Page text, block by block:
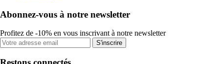
Abonnez-vous à notre newsletter
Profitez de -10% en vous inscrivant à notre newsletter
S'inscrire